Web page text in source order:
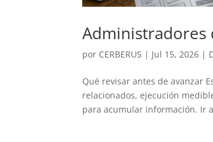
Administradores
por CERBERUS | Jul 15, 2026 |
Qué revisar antes de avanzar
relacionados, ejecución
para acumular información. Ir